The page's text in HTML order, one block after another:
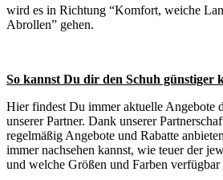
wird es in Richtung “Komfort, weiche
Abrollen” gehen.
So kannst Du dir den Schuh günstiger
Hier findest Du immer aktuelle Angebote
unserer Partner. Dank unserer
regelmäßig Angebote und Rabatte
immer nachsehen kannst, wie teuer der
und welche Größen und Farben verfügbar